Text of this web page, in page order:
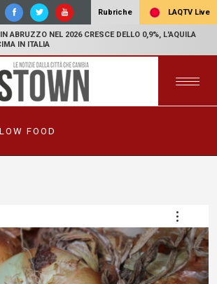
Rubriche LAQTV Live
ABRUZZO NEL 2026 CRESCE DELLO 0,9%, L'AQUILA
IN ITALIA
FOOD